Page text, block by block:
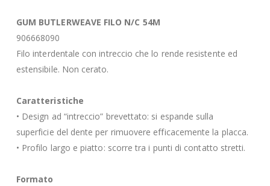
GUM BUTLERWEAVE FILO N/C 54M
906668090
Filo interdentale con intreccio che lo rende resistente ed
estensibile. Non cerato.
Caratteristiche
• Design ad “intreccio” brevettato: si espande sulla
superficie del dente per rimuovere efficacemente la placca.
• Profilo largo e piatto: scorre tra i punti di contatto stretti.
Formato